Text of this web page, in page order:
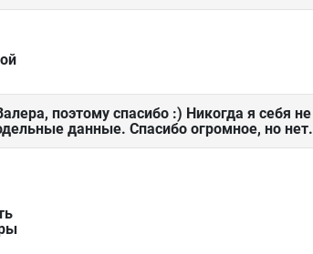
поэтому спасибо :) Никогда я себя не
данные. Спасибо огромное, но нет.